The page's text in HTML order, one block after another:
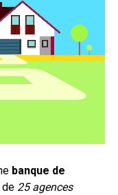
banque de
de 25 agences